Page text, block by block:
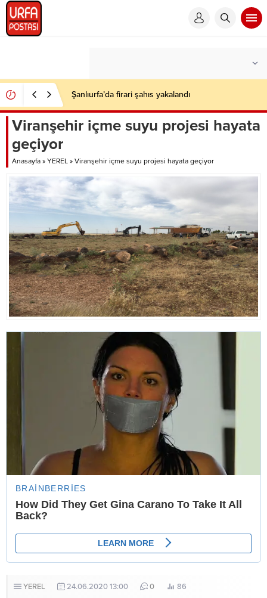
Şanlıurfa’da firari şahıs yakalandı
Viranşehir içme suyu projesi hayata
geçiyor
Anasayfa » YEREL » Viranşehir içme suyu projesi hayata geçiyor
YEREL 24.06.2020 13:00 0 86